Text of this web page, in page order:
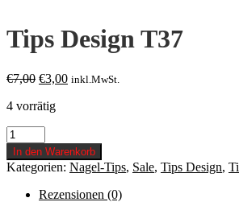
Tips Design T37
€7,00 Ursprünglicher
war:
€3,00Aktueller
inkl.MwSt.
4 vorrätig
Tips
Design
T37
Menge
In den Warenkorb
Kategorien: Nagel-Tips, Sale, Tips Design,
Rezensionen (0)